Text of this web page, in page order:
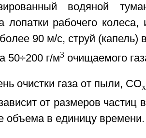
водяной
лопатки рабочего
90 м/с, струй
50÷200 г/м3очищаемого
очистки газа от пыли, СОх
от размеров частиц
объема в единицу времени.